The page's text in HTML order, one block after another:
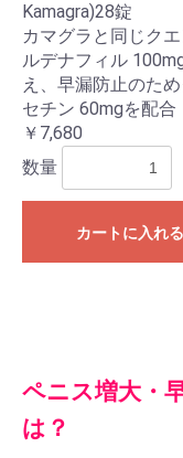
Kamagra)28錠
カマグラと同じク
ルデナフィル
え、早漏防止のた
セチン 60mgを配合
￥7,680
数量
カートに入れる
ペニス増大・
は？